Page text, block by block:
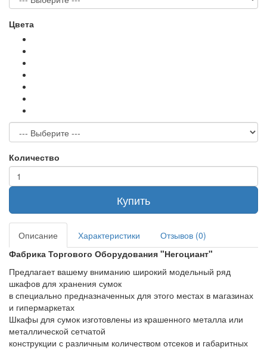
Цвета
Количество
Купить
Описание Характеристики
Отзывов (0)
Фабрика Торгового Оборудования "Негоциант"
Предлагает вашему вниманию широкий модельный ряд
шкафов для хранения сумок
в специально предназначенных для этого местах в магазинах
и гипермаркетах
Шкафы для сумок изготовлены из крашенного металла или
металлической сетчатой
конструкции с различным количеством отсеков и габаритных